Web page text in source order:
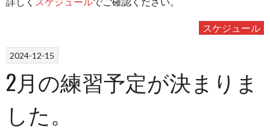
スケジュール
2024-12-15
2月の練習予定が決まりま
した。